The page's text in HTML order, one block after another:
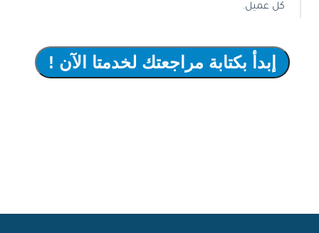
كل عميل.
إبدأ بكتابة مراجعتك لخدمتا الآن !